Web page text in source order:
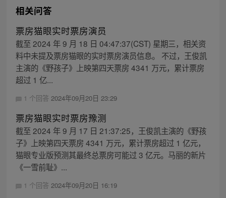
相关问答
票房猫眼实时票房演员
截至 2024 年 9 月 18 日 04:47:37(CST) 星期三，相关资
料中未提及票房猫眼的实时票房演员信息。 不过，王俊凯
主演的《野孩子》上映第四天票房 4341 万元，累计票房
超过 1 亿...
1 个回答 2024年09月20日 23:29
票房猫眼实时票房豫测
截至 2024 年 9 月 17 日 21:37:25，王俊凯主演的《野孩
子》上映第四天票房 4341 万元，累计票房超过 1 亿元，
猫眼专业版预测其最终总票房可能过 3 亿元。马丽的新片
《一雪前耻》...
1 个回答 2024年09月20日 16:19